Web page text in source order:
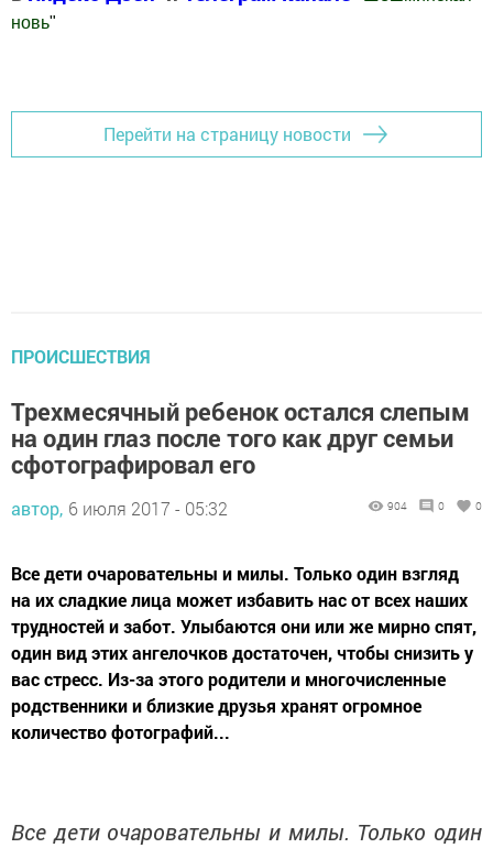
новь"
Перейти на страницу новости
ПРОИСШЕСТВИЯ
Трехмесячный ребенок остался слепым
на один глаз после того как друг семьи
сфотографировал его
автор, 6 июля 2017 - 05:32 904 0 0
Все дети очаровательны и милы. Только один взгляд
на их сладкие лица может избавить нас от всех наших
трудностей и забот. Улыбаются они или же мирно спят,
один вид этих ангелочков достаточен, чтобы снизить у
вас стресс. Из-за этого родители и многочисленные
родственники и близкие друзья хранят огромное
количество фотографий...
Все дети очаровательны и милы. Только один